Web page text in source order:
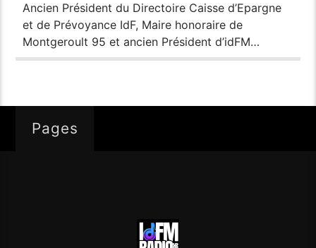
Ancien Président du Directoire Caisse d’Epargne
et de Prévoyance IdF, Maire honoraire de
Montgeroult 95 et ancien Président d’idFM
2017/18
Pages